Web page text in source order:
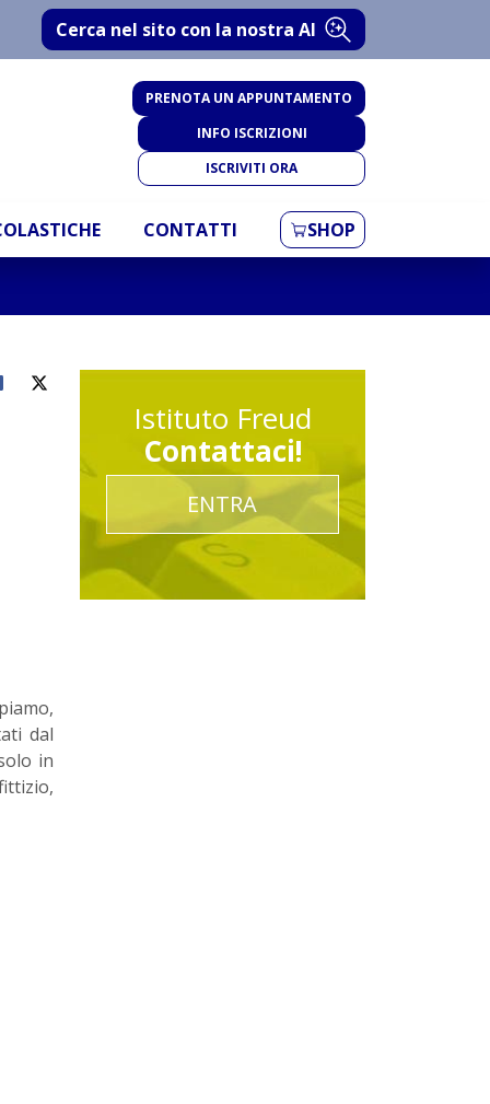
Cerca nel sito con la nostra AI
PRENOTA UN APPUNTAMENTO
INFO ISCRIZIONI
ISCRIVITI ORA
CONTATTI SHOP
dal
in
Istituto Freud
Contattaci!
ENTRA